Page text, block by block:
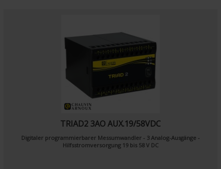
TRIAD2 3AO AUX.19/58VDC
Digitaler programmierbarer Messumwandler - 3 Analog-Ausgänge -
Hilfsstromversorgung 19 bis 58 V DC